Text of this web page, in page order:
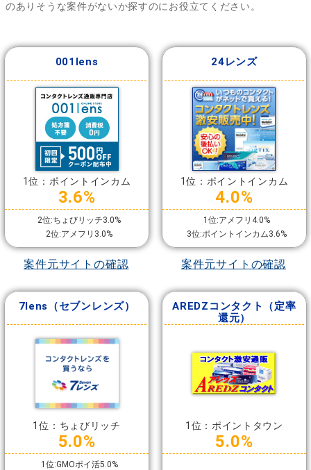
のありそうな案件がないか探すのにお役立てください。
001lens
1位：ポイントインカム
3.6%
2位:ちょびリッチ3.0%
2位:アメフリ3.0%
案件元サイトの確認
24レンズ
1位：ポイントインカム
4.0%
1位:アメフリ4.0%
3位:ポイントインカム3.6%
案件元サイトの確認
7lens（セブンレンズ）
1位：ちょびリッチ
5.0%
1位:GMOポイ活5.0%
AREDZコンタクト（定率
還元）
1位：ポイントタウン
5.0%